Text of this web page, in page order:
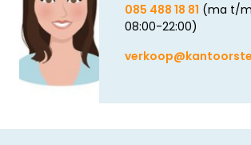
085 488 18 81 (ma t/
08:00-22:00)